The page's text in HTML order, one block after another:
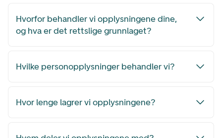
Hvorfor behandler vi opplysningene dine,
og hva er det rettslige grunnlaget?
Hvilke personopplysninger behandler vi?
Hvor lenge lagrer vi opplysningene?